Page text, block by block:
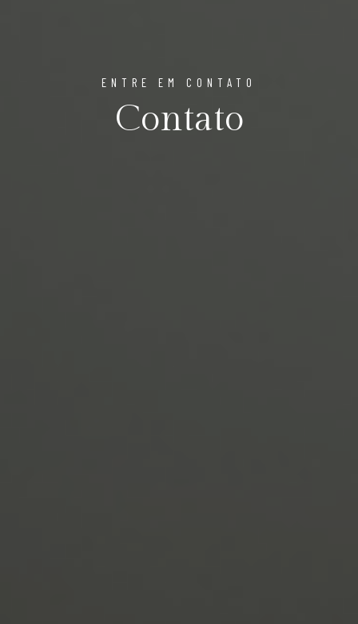
ENTRE EM CONTATO
Contato